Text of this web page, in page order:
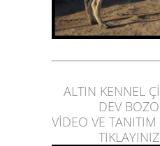
ALTIN KENNEL
DEV BOZO
VİDEO VE TANITIM
TIKLAYINIZ